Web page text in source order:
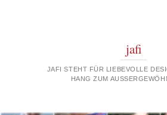
jafi
JAFI STEHT FÜR LIEBEVOLLE
HANG ZUM